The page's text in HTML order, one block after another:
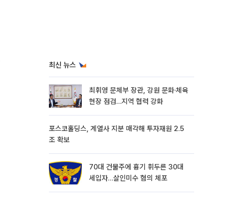
최신 뉴스
최휘영 문체부 장관, 강원 문화·체육
현장 점검…지역 협력 강화
포스코홀딩스, 계열사 지분 매각해 투자재원 2.5
조 확보
70대 건물주에 흉기 휘두른 30대
세입자…살인미수 혐의 체포